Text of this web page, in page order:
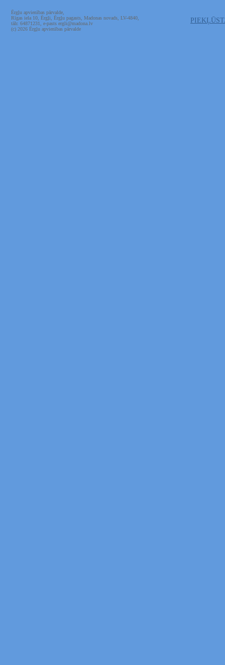
Ērgļu apvienības pārvalde,
Rīgas iela 10, Ērgļi, Ērgļu pagasts, Madonas novads, LV-4840,
tālr. 64871231, e-pasts ergli@madona.lv
(c) 2026 Ērgļu apvienības pārvalde